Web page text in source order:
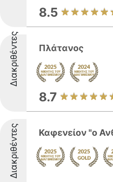
8.5
Διακριθέντες Πλάτανος
8.7
Διακριθέντες Καφενείον "ο